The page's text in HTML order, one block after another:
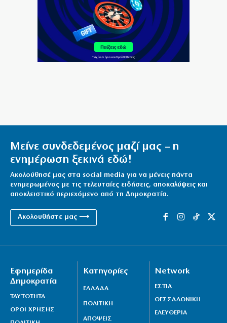
6|08|2026 | 22:25
UEFA: Διατηρεί το μποϊκοτάζ στα Παγκόσμια Κύπελλα
6|08|2026 | 22:20
Aκριβαίνει γάλα και φέτα
6|08|2026 | 21:55
Reuters: Ανησυχία στις ΗΠΑ για αστάθεια στη Μέση
6|08|2026 | 21:50
Επτά μήνες ανενεργά τα νέα αεροπλάνα της
Πυροσβεστικής
σύνταξη της νεκρής μητέρας του
6|08|2026 | 21:35
Μείνε συνδεδεμένος μαζί μας – η
ενημέρωση ξεκινά εδώ!
Ακολούθησέ μας στα social media για να μένεις πάντα
ενημερωμένος με τις τελευταίες ειδήσεις, αποκαλύψεις και
αποκλειστικό περιεχόμενο από τη Δημοκρατία.
Ακολουθήστε μας ⟶
Εφημερίδα
Δημοκρατία
ΤΑΥΤΟΤΗΤΑ
ΟΡΟΙ ΧΡΗΣΗΣ
Κατηγορίες
ΕΛΛΑΔΑ
ΠΟΛΙΤΙΚΗ
ΑΠΟΨΕΙΣ
Network
ΕΣΤΙΑ
ΘΕΣΣΑΛΟΝΙΚΗ
ΕΛΕΥΘΕΡΙΑ